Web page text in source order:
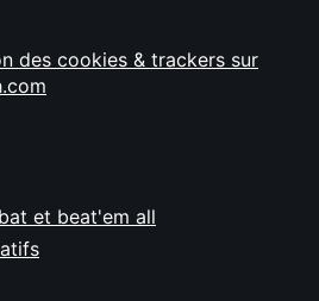
des cookies & trackers sur
et beat'em all